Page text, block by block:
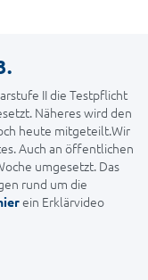
II die Testpflicht
Näheres wird den
heute mitgeteilt.Wir
Auch an öffentlichen
umgesetzt. Das
rund um die
ein Erklärvideo